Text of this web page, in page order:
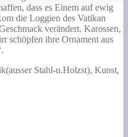
dass es Einem auf ewig
die Loggien des Vatikan
verändert. Karossen,
schöpfen ihre Ornament aus
Stahl-u.Holzst), Kunst,